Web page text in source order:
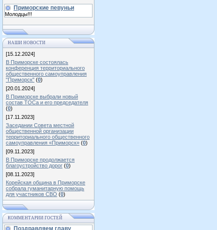
Приморские певуньи
Молодцы!!!
НАШИ НОВОСТИ
[15.12.2024]
В Приморске состоялась
конференция территориального
общественного самоуправления
"Приморск" (0)
[20.01.2024]
В Приморске выбрали новый
состав ТОСа и его председателя
(0)
[17.11.2023]
Заседании Совета местной
общественной организации
территориального общественного
самоуправления «Приморск» (0)
[09.11.2023]
В Приморске продолжается
благоустройство дорог (0)
[08.11.2023]
Корейская община в Приморске
собрала гуманитарную помощь
для участников СВО (0)
КОММЕНТАРИИ ГОСТЕЙ
Поздравляем главу